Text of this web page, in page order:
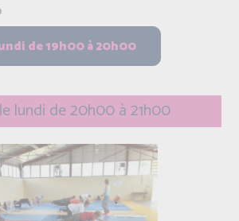
lundi de 20h00 à 21h00